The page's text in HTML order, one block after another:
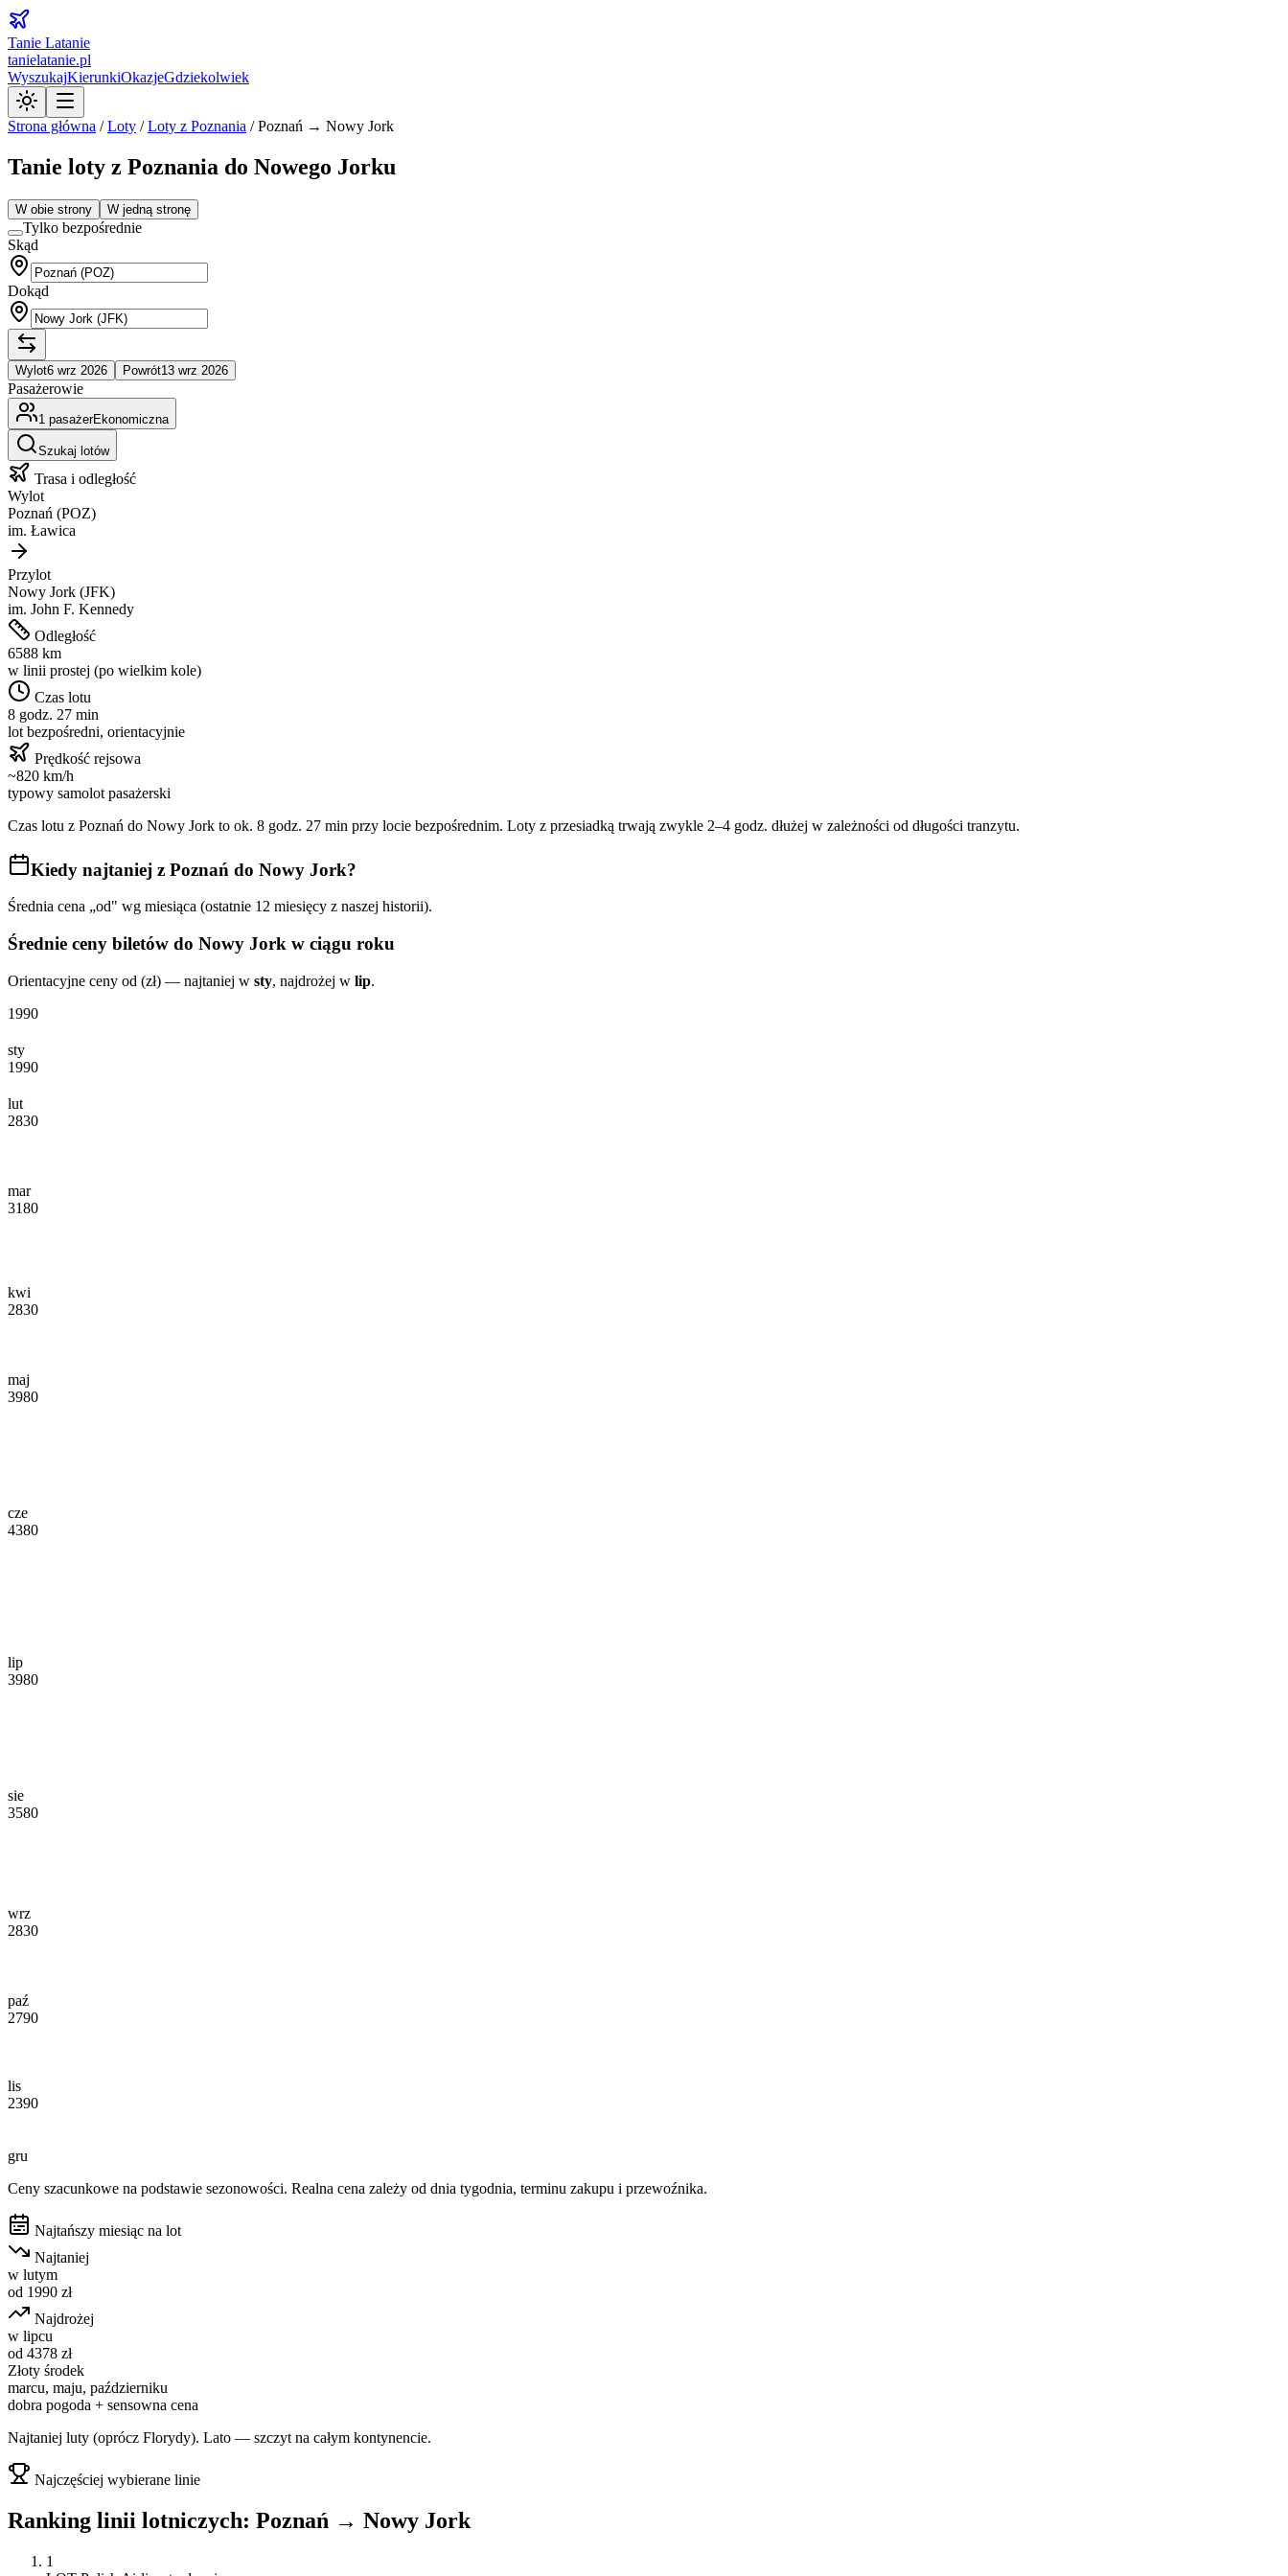
Tanie Latanie
tanielatanie.pl
WyszukajKierunkiOkazjeGdziekolwiek
Strona główna /Loty /Loty z Poznania /Poznań → Nowy Jork
Tanie loty z Poznania do Nowego Jorku
W obie strony W jedną stronę
Tylko bezpośrednie
Skąd
Dokąd
Wylot6 wrz 2026 Powrót13 wrz 2026
Pasażerowie
1 pasażerEkonomiczna
Szukaj lotów
Trasa i odległość
Wylot
Poznań (POZ)
im. Ławica
Przylot
Nowy Jork (JFK)
im. John F. Kennedy
Odległość
6588 km
w linii prostej (po wielkim kole)
Czas lotu
8 godz. 27 min
lot bezpośredni, orientacyjnie
Prędkość rejsowa
~820 km/h
typowy samolot pasażerski
Czas lotu z Poznań do Nowy Jork to ok. 8 godz. 27 min przy locie bezpośrednim. Loty z przesiadką trwają zwykle 2–4 godz. dłużej w zależności od długości tranzytu.
Kiedy najtaniej z Poznań do Nowy Jork?
Średnia cena „od" wg miesiąca (ostatnie 12 miesięcy z naszej historii).
Średnie ceny biletów do Nowy Jork w ciągu roku
Orientacyjne ceny od (zł) — najtaniej w sty, najdrożej w lip.
1990
sty
1990
lut
2830
mar
3180
kwi
2830
maj
3980
cze
4380
lip
3980
sie
3580
wrz
2830
paź
2790
lis
2390
gru
Ceny szacunkowe na podstawie sezonowości. Realna cena zależy od dnia tygodnia, terminu zakupu i przewoźnika.
Najtańszy miesiąc na lot
Najtaniej
w lutym
od 1990 zł
Najdrożej
w lipcu
od 4378 zł
Złoty środek
marcu, maju, październiku
dobra pogoda + sensowna cena
Najtaniej luty (oprócz Florydy). Lato — szczyt na całym kontynencie.
Najczęściej wybierane linie
Ranking linii lotniczych: Poznań → Nowy Jork
1